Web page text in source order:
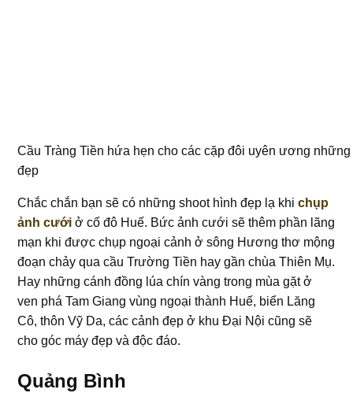
Cầu Tràng Tiền hứa hẹn cho các cặp đôi uyên ương
đẹp
Chắc chắn bạn sẽ có những shoot hình đẹp lạ khichụp
ảnh cưới ở cố đô Huế. Bức ảnh cưới sẽ thêm phần lãng
mạn khi được chụp ngoại cảnh ở sông Hương thơ mộng
đoạn chảy qua cầu Trường Tiền hay gần chùa Thiên Mụ.
Hay những cánh đồng lúa chín vàng trong mùa gặt ở
ven phá Tam Giang vùng ngoại thành Huế, biển Lăng
Cô, thôn Vỹ Da, các cảnh đẹp ở khu Đại Nội cũng sẽ
cho góc máy đẹp và độc đáo.
Quảng Bình